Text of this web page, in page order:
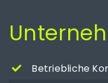
Betriebliche